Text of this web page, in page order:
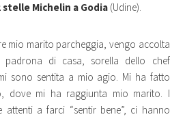
Michelin a Godia (Udine).
mio marito parcheggia, vengo accolta
padrona di casa, sorella dello chef
sono sentita a mio agio. Mi ha fatto
dove mi ha raggiunta mio marito. I
attenti a farci “sentir bene”, ci hanno